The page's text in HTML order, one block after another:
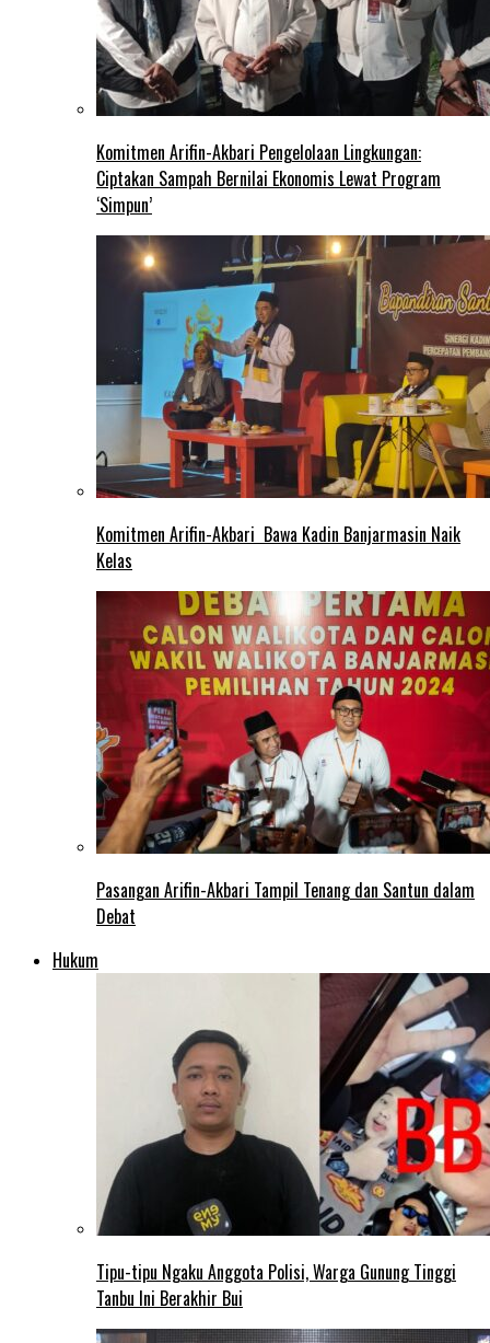
Komitmen Arifin-Akbari Pengelolaan Lingkungan:
Ciptakan Sampah Bernilai Ekonomis Lewat Program
‘Simpun’
Komitmen Arifin-Akbari Bawa Kadin Banjarmasin Naik
Kelas
Pasangan Arifin-Akbari Tampil Tenang dan Santun dalam
Debat
Hukum
Tipu-tipu Ngaku Anggota Polisi, Warga Gunung Tinggi
Tanbu Ini Berakhir Bui